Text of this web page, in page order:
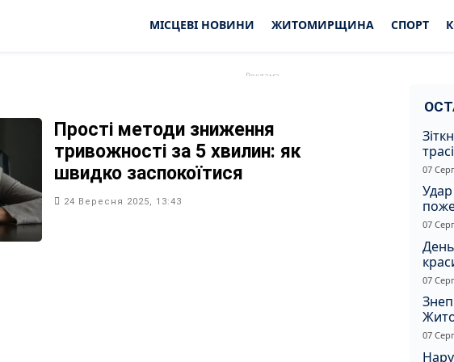
МІСЦЕВІ НОВИНИ ЖИТОМИРЩИНА СПОРТ
Прості методи зниження
тривожності за 5 хвилин: як
швидко заспокоїтися
24 Вересня 2025, 13:43
07
07
07
07